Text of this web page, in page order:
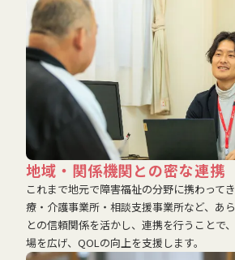
地域・関係機関との密な連携
これまで地元で障害福祉の分野に携わって
療・介護事業所・相談支援事業所など、あ
との信頼関係を活かし、連携を行うことで
場を広げ、QOLの向上を支援します。